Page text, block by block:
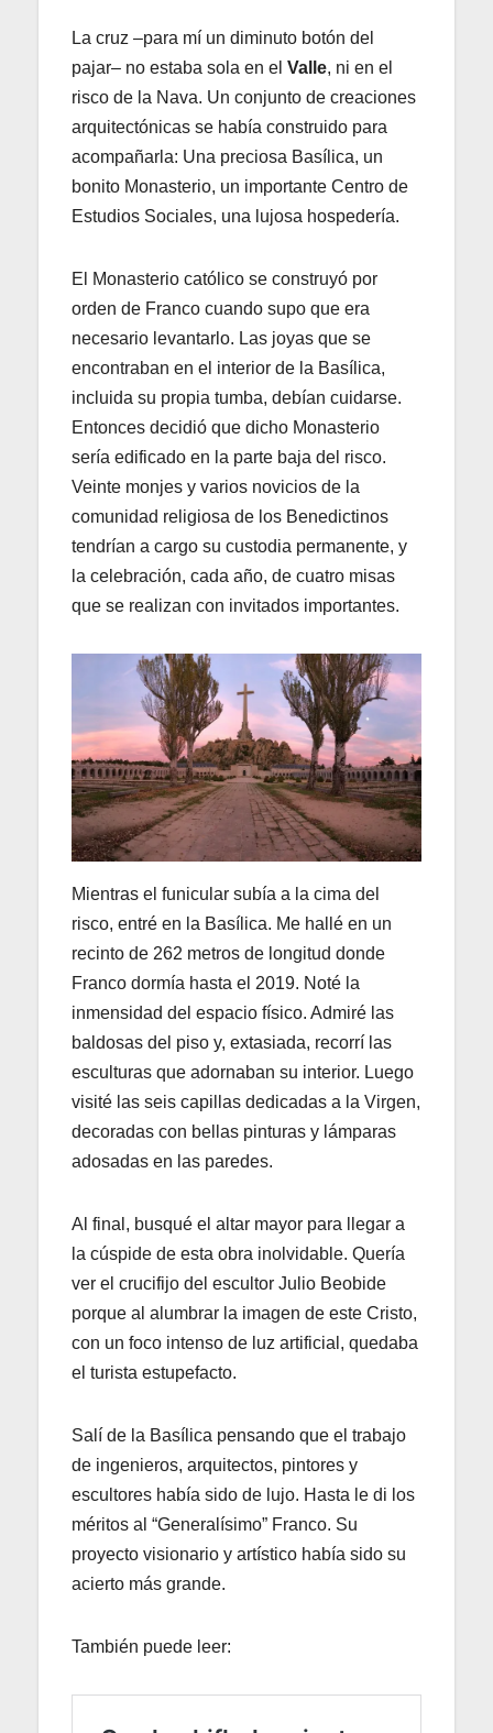
La cruz –para mí un diminuto botón del
pajar– no estaba sola en el Valle, ni en el
risco de la Nava. Un conjunto de creaciones
arquitectónicas se había construido para
acompañarla: Una preciosa Basílica, un
bonito Monasterio, un importante Centro de
Estudios Sociales, una lujosa hospedería.
El Monasterio católico se construyó por
orden de Franco cuando supo que era
necesario levantarlo. Las joyas que se
encontraban en el interior de la Basílica,
incluida su propia tumba, debían cuidarse.
Entonces decidió que dicho Monasterio
sería edificado en la parte baja del risco.
Veinte monjes y varios novicios de la
comunidad religiosa de los Benedictinos
tendrían a cargo su custodia permanente, y
la celebración, cada año, de cuatro misas
que se realizan con invitados importantes.
Mientras el funicular subía a la cima del
risco, entré en la Basílica. Me hallé en un
recinto de 262 metros de longitud donde
Franco dormía hasta el 2019. Noté la
inmensidad del espacio físico. Admiré las
baldosas del piso y, extasiada, recorrí las
esculturas que adornaban su interior. Luego
visité las seis capillas dedicadas a la Virgen,
decoradas con bellas pinturas y lámparas
adosadas en las paredes.
Al final, busqué el altar mayor para llegar a
la cúspide de esta obra inolvidable. Quería
ver el crucifijo del escultor Julio Beobide
porque al alumbrar la imagen de este Cristo,
con un foco intenso de luz artificial, quedaba
el turista estupefacto.
Salí de la Basílica pensando que el trabajo
de ingenieros, arquitectos, pintores y
escultores había sido de lujo. Hasta le di los
méritos al “Generalísimo” Franco. Su
proyecto visionario y artístico había sido su
acierto más grande.
También puede leer: